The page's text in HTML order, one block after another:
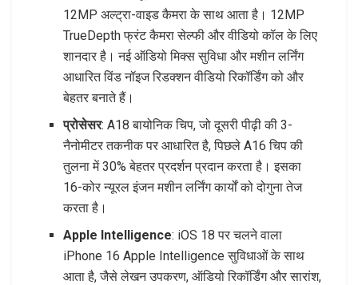
12MP अल्ट्रा-वाइड कैमरा के साथ आता है। 12MP
TrueDepth फ्रंट कैमरा सेल्फी और वीडियो कॉल के लिए
शानदार है। नई ऑडियो मिक्स सुविधा और मशीन लर्निंग
आधारित विंड नॉइज रिडक्शन वीडियो रिकॉर्डिंग को और
बेहतर बनाते हैं।
प्रोसेसर: A18 बायोनिक चिप, जो दूसरी पीढ़ी की 3-
नैनोमीटर तकनीक पर आधारित है, पिछले A16 चिप की
तुलना में 30% बेहतर प्रदर्शन प्रदान करता है। इसका
16-कोर न्यूरल इंजन मशीन लर्निंग कार्यों को दोगुना तेज
करता है।
Apple Intelligence: iOS 18 पर चलने वाला
iPhone 16 Apple Intelligence सुविधाओं के साथ
आता है, जैसे लेखन उपकरण, ऑडियो रिकॉर्डिंग और सारांश,